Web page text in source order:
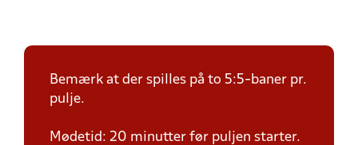
Bemærk at der spilles på to 5:5-baner pr.
pulje.
Mødetid: 20 minutter før puljen starter.